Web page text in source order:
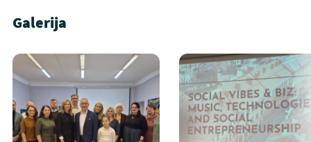
Galerija